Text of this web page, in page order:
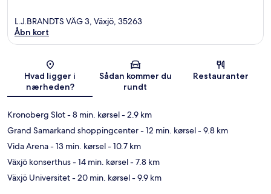
Kort
L.J.BRANDTS VÄG 3, Växjö, 35263
Åbn kort
Hvad ligger i
nærheden?
Sådan kommer du
rundt
Restauranter
Kronoberg Slot- 8 min. kørsel- 2.9 km
Grand Samarkand shoppingcenter- 12 min. kørsel- 9.8 km
Vida Arena- 13 min. kørsel- 10.7 km
Växjö konserthus- 14 min. kørsel- 7.8 km
Växjö Universitet- 20 min. kørsel- 9.9 km